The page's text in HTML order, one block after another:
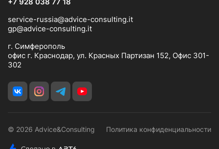
service-russia@advice-consulting.it
gp@advice-consulting.it
г. Симферополь
офис г. Краснодар, ул. Красных Партизан 152, Офис 301-
302
© 2026 Advice&Consulting Политика конфиденциальности